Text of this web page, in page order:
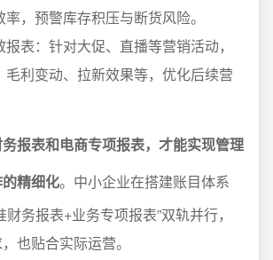
，预警库存积压与断货风险。
表：针对大促、直播等营销活动，
毛利变动、拉新效果等，优化后续营
报表和电商专项报表，才能实现管理
精细化。中小企业在搭建账目体系
财务报表+业务专项报表”双轨并行，
也贴合实际运营。